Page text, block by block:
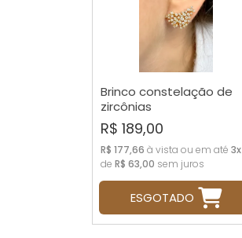
Brinco constelação de
zircônias
R$ 189,00
R$ 177,66 à vista ou em até 3x
de R$ 63,00 sem juros
ESGOTADO